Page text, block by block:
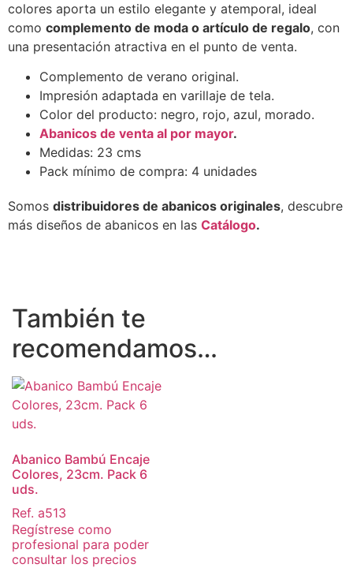
colores aporta un estilo elegante y atemporal, ideal
como complemento de moda o artículo de regalo, con
una presentación atractiva en el punto de venta.
Complemento de verano original.
Impresión adaptada en varillaje de tela.
Color del producto: negro, rojo, azul, morado.
Abanicos de venta al por mayor.
Medidas: 23 cms
Pack mínimo de compra: 4 unidades
Somos distribuidores de abanicos originales, descubre
más diseños de abanicos en las Catálogo.
También te
recomendamos…
Abanico Bambú Encaje
Colores, 23cm. Pack 6
uds.
Ref. a513
Regístrese como
profesional para poder
consultar los precios